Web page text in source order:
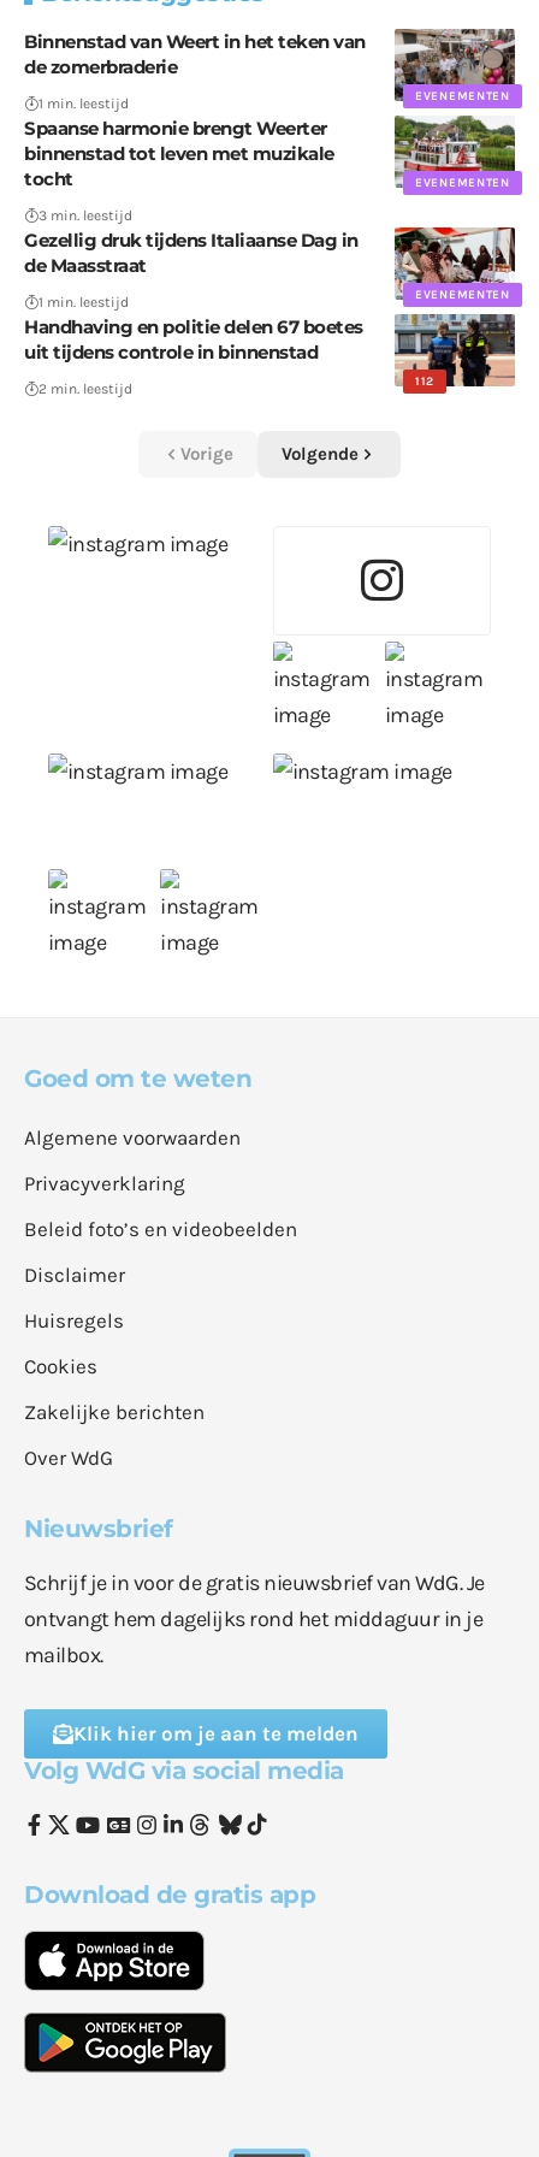
EVENEMENTEN
Binnenstad van Weert in het teken van
de zomerbraderie
1 min. leestijd
EVENEMENTEN
Spaanse harmonie brengt Weerter
binnenstad tot leven met muzikale
tocht
3 min. leestijd
EVENEMENTEN
Gezellig druk tijdens Italiaanse Dag in
de Maasstraat
1 min. leestijd
112
Handhaving en politie delen 67 boetes
uit tijdens controle in binnenstad
2 min. leestijd
Vorige Volgende
Goed om te weten
Algemene voorwaarden
Privacyverklaring
Beleid foto’s en videobeelden
Disclaimer
Huisregels
Cookies
Zakelijke berichten
Over WdG
Nieuwsbrief
Schrijf je in voor de gratis nieuwsbrief van WdG. Je
ontvangt hem dagelijks rond het middaguur in je
mailbox.
Klik hier om je aan te melden
Volg WdG via social media
Download de gratis app